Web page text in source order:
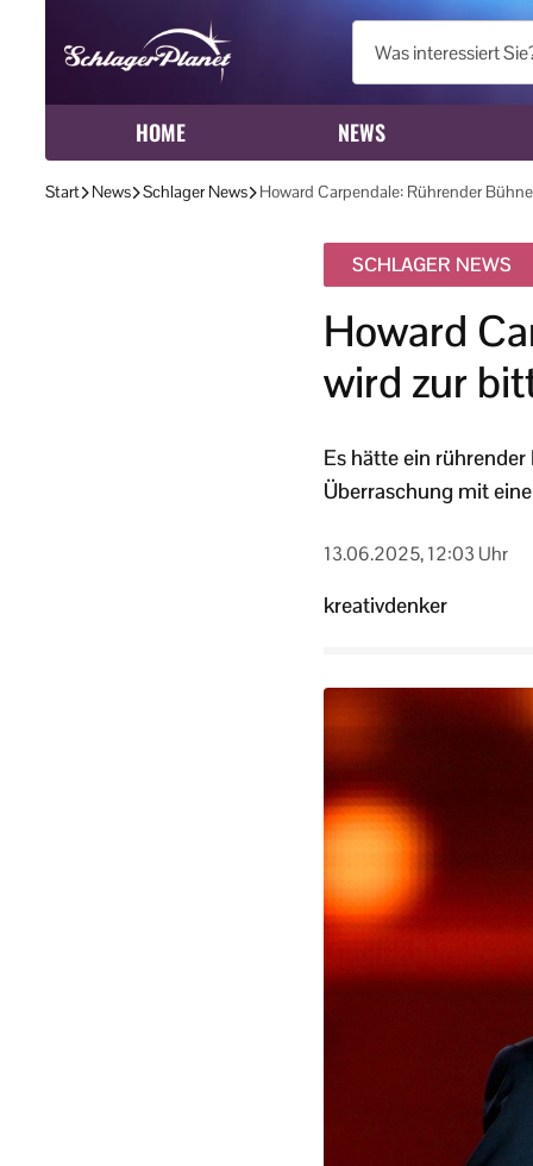
HOME NEWS
Start News Schlager News Howard Carpendale: Rührender
SCHLAGER NEWS
Howard
wird zur
Es hätte ein
Überraschung mit
13.06.2025, 12:03 Uhr
kreativdenker